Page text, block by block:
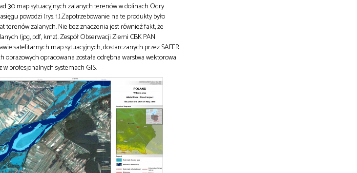
30 map sytuacyjnych zalanych terenów w dolinach Odry
powodzi (rys. 1.).Zapotrzebowanie na te produkty było
zalanych. Nie bez znaczenia jest również fakt, że
(jpg, pdf, kmz). Zespół Obserwacji Ziemi CBK PAN
satelitarnych map sytuacyjnych, dostarczanych przez SAFER.
opracowana została odrębna warstwa wektorowa
profesjonalnych systemach GIS.